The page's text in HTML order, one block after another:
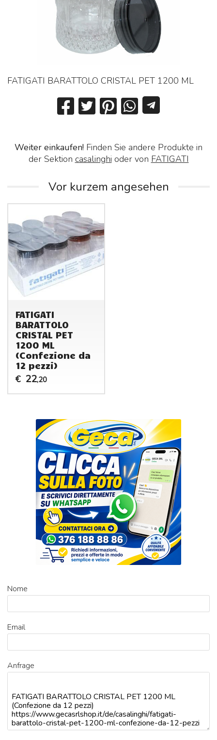
FATIGATI BARATTOLO CRISTAL PET 1200 ML
Weiter einkaufen! Finden Sie andere Produkte in
der Sektion casalinghi oder von FATIGATI
Vor kurzem angesehen
FATIGATI
BARATTOLO
CRISTAL PET
1200 ML
(Confezione da
12 pezzi)
€ 22,20
Nome
Email
Anfrage